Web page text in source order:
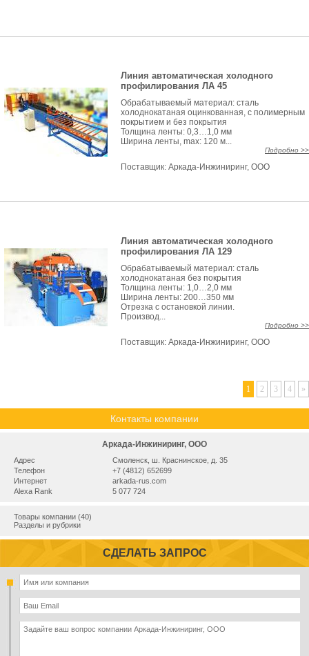
Линия автоматическая холодного
профилирования ЛА 45
Обрабатываемый материал: сталь
холоднокатаная оцинкованная, с полимерным
покрытием и без покрытия
Толщина ленты: 0,3…1,0 мм
Ширина ленты, max: 120 м...
Подробно >>
Поставщик: Аркада-Инжиниринг, ООО
Линия автоматическая холодного
профилирования ЛА 129
Обрабатываемый материал: сталь
холоднокатаная без покрытия
Толщина ленты: 1,0…2,0 мм
Ширина ленты: 200…350 мм
Отрезка с остановкой линии.
Производ...
Подробно >>
Поставщик: Аркада-Инжиниринг, ООО
1 2 3 4 »
Контакты компании
Аркада-Инжиниринг, ООО
Адрес
Смоленск, ш. Краснинское, д. 35
Телефон
+7 (4812) 652699
Интернет
arkada-rus.com
Alexa Rank
5 077 724
Товары компании (40)
Разделы и рубрики
СДЕЛАТЬ ЗАПРОС